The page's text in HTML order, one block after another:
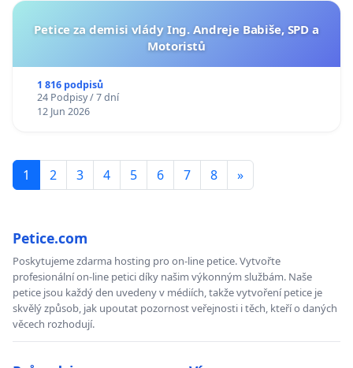
Petice za demisi vlády Ing. Andreje Babiše, SPD a
Motoristů
1 816 podpisů
24 Podpisy / 7 dní
12 Jun 2026
1 2 3 4 5 6 7 8 »
Petice.com
Poskytujeme zdarma hosting pro on-line petice. Vytvořte
profesionální on-line petici díky našim výkonným službám. Naše
petice jsou každý den uvedeny v médiích, takže vytvoření petice je
skvělý způsob, jak upoutat pozornost veřejnosti i těch, kteří o daných
věcech rozhodují.